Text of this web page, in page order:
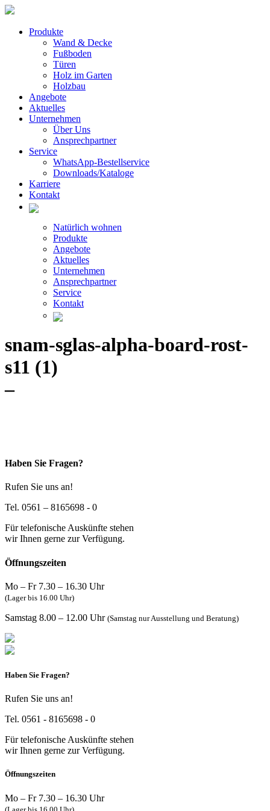
Produkte
Wand & Decke
Fußboden
Türen
Holz im Garten
Holzbau
Angebote
Aktuelles
Unternehmen
Über Uns
Ansprechpartner
Service
WhatsApp-Bestellservice
Downloads/Kataloge
Karriere
Kontakt
Natürlich wohnen
Produkte
Angebote
Aktuelles
Unternehmen
Ansprechpartner
Service
Kontakt
snam-sglas-alpha-board-rost-
s11 (1)
–
Haben Sie Fragen?
Rufen Sie uns an!
Tel. 0561 – 8165698 - 0
Für telefonische Auskünfte stehen
wir Ihnen gerne zur Verfügung.
Öffnungszeiten
Mo – Fr 7.30 – 16.30 Uhr
(Lager bis 16.00 Uhr)
Samstag 8.00 – 12.00 Uhr (Samstag nur Ausstellung und Beratung)
Haben Sie Fragen?
Rufen Sie uns an!
Tel. 0561 - 8165698 - 0
Für telefonische Auskünfte stehen
wir Ihnen gerne zur Verfügung.
Öffnungszeiten
Mo – Fr 7.30 – 16.30 Uhr